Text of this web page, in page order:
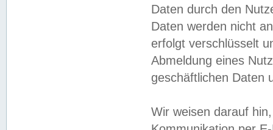
Daten durch den
Daten werden nicht
erfolgt verschlüsselt
Abmeldung eines
geschäftlichen Daten
Wir weisen darauf